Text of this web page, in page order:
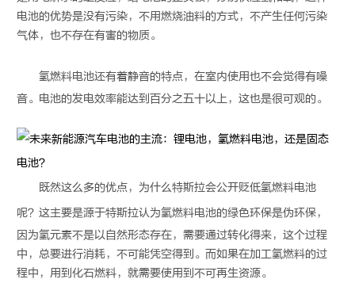
电池的优势是没有污染，不用燃烧油料的方式，不产生任何污染
气体，也不存在有害的物质。
氢燃料电池还有着静音的特点，在室内使用也不会觉得有噪
音。电池的发电效率能达到百分之五十以上，这也是很可观的。
既然这么多的优点，为什么特斯拉会公开贬低氢燃料电池
呢？这主要是源于特斯拉认为氢燃料电池的绿色环保是伪环保，
因为氢元素不是以自然形态存在，需要通过转化得来，这个过程
中，总要进行消耗，不可能凭空得到。而如果在加工氢燃料的过
程中，用到化石燃料，就需要使用到不可再生资源。